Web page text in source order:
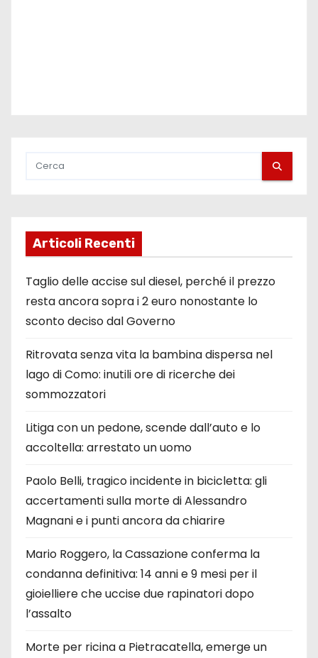
Articoli Recenti
Taglio delle accise sul diesel, perché il prezzo
resta ancora sopra i 2 euro nonostante lo
sconto deciso dal Governo
Ritrovata senza vita la bambina dispersa nel
lago di Como: inutili ore di ricerche dei
sommozzatori
Litiga con un pedone, scende dall’auto e lo
accoltella: arrestato un uomo
Paolo Belli, tragico incidente in bicicletta: gli
accertamenti sulla morte di Alessandro
Magnani e i punti ancora da chiarire
Mario Roggero, la Cassazione conferma la
condanna definitiva: 14 anni e 9 mesi per il
gioielliere che uccise due rapinatori dopo
l’assalto
Morte per ricina a Pietracatella, emerge un